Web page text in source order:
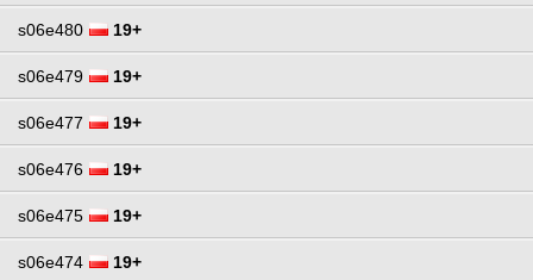
s06e480 19+
s06e479 19+
s06e477 19+
s06e476 19+
s06e475 19+
s06e474 19+